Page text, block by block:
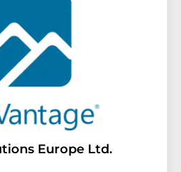
Europe Ltd.